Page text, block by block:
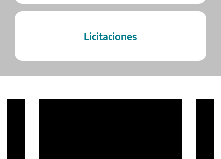
Licitaciones